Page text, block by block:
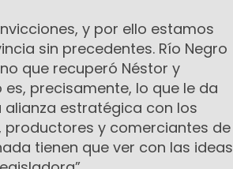
y por ello estamos
sin precedentes. Río Negro
que recuperó Néstor y
precisamente, lo que le da
estratégica con los
y comerciantes de
tienen que ver con las ideas